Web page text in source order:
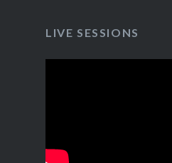
LIVE SESSIONS